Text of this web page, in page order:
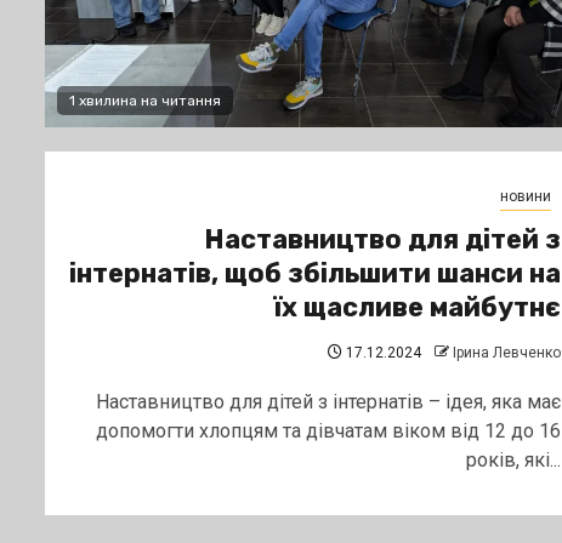
1 хвилина на читання
новини
Наставництво для дітей з
інтернатів, щоб збільшити шанси на
їх щасливе майбутнє
17.12.2024 Ірина Левченко
Наставництво для дітей з інтернатів – ідея, яка має
допомогти хлопцям та дівчатам віком від 12 до 16
років, які...